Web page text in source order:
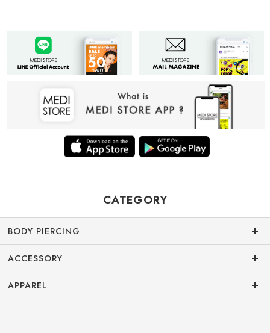
CATEGORY
BODY PIERCING
ACCESSORY
APPAREL